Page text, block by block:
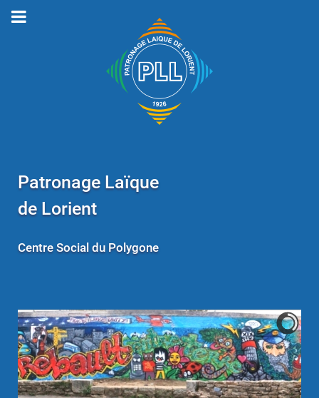
Patronage Laïque
de Lorient
Centre Social du Polygone